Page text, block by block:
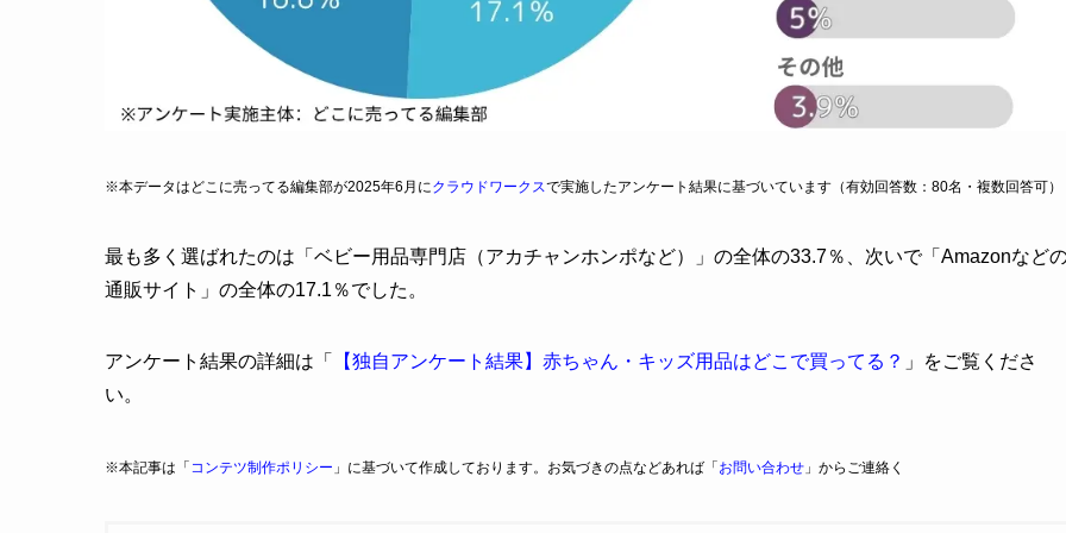
※本データはどこに売ってる編集部が2025年6月にクラウドワークスで実施したアンケート結果に基づいています（有効回答数：80名・複数回答可）
最も多く選ばれたのは「ベビー用品専門店（アカチャンホンポなど）」の全体の33.7％、次いで「Amazonなど
通販サイト」の全体の17.1％でした。
アンケート結果の詳細は「 【独自アンケート結果】赤ちゃん・キッズ用品はどこで買ってる？ 」をご覧くださ
い。
※本記事は「 コンテツ制作ポリシー 」に基づいて作成しております。お気づきの点などあれば「 お問い合わせ 」からご連絡く